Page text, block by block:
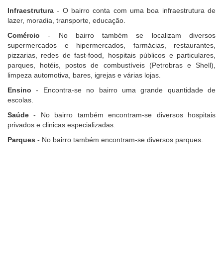
Infraestrutura - O bairro conta com uma boa infraestrutura de
lazer, moradia, transporte, educação.
Comércio - No bairro também se localizam diversos
supermercados e hipermercados, farmácias, restaurantes,
pizzarias, redes de fast-food, hospitais públicos e particulares,
parques, hotéis, postos de combustíveis (Petrobras e Shell),
limpeza automotiva, bares, igrejas e várias lojas.
Ensino - Encontra-se no bairro uma grande quantidade de
escolas.
Saúde - No bairro também encontram-se diversos hospitais
privados e clinicas especializadas.
Parques - No bairro também encontram-se diversos parques.